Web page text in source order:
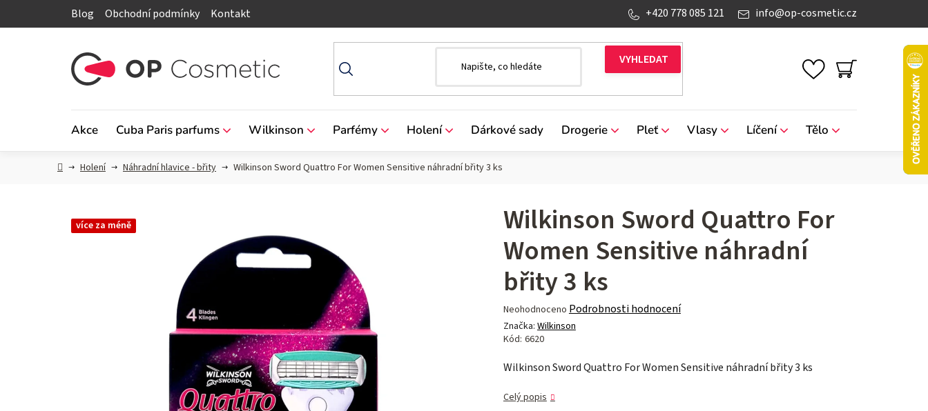
Blog Obchodní podmínky Kontakt info@op-cosmetic.cz
+420 778 085 121
NÁKUPNÍ
Akce Cuba Paris parfums Wilkinson Parfémy Holení Dárkové sady Drogerie Pleť Vlasy Líčení Tělo
DomůHolení Náhradní hlavice - břity Wilkinson Sword Quattro For Women Sensitive náhradní břity 3 ks
Wilkinson Sword Quattro For
Women Sensitive náhradní
břity 3 ks
Průměrné
hodnocení
produktu
0,0
hvězdiček.
Neohodnoceno Podrobnosti hodnocení
Značka: Wilkinson
Kód: 6620
Wilkinson Sword Quattro For Women Sensitive náhradní břity 3 ks
Celý popis
více za méně